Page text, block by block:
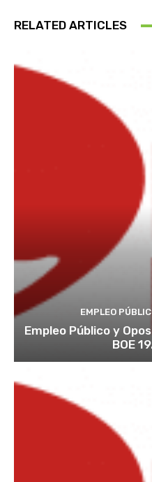
RELATED ARTICLES
EMPLEO
Empleo Público y
BOE